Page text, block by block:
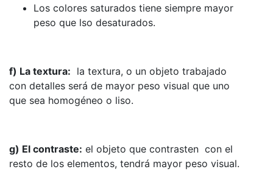
Los colores saturados tiene siempre mayor
peso que lso desaturados.
f) La textura: la textura, o un objeto trabajado
con detalles será de mayor peso visual que uno
que sea homogéneo o liso.
g) El contraste: el objeto que contrasten con el
resto de los elementos, tendrá mayor peso visual.